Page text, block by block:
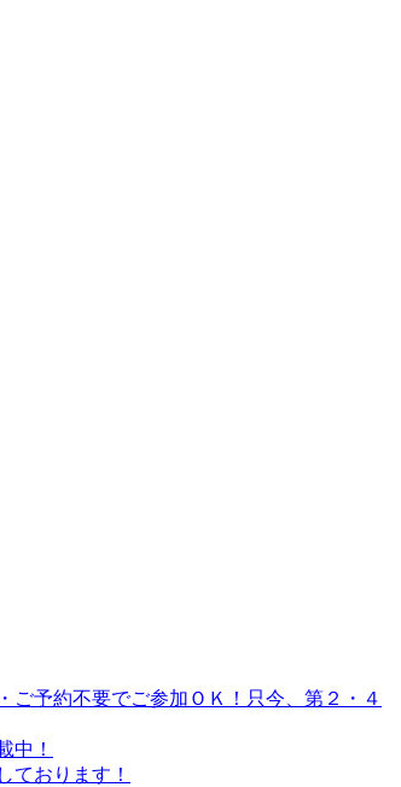
ご予約不要でご参加ＯＫ！只今、第２・４
中！
ております！